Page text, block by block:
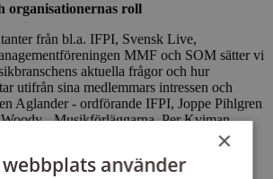
organisationernas roll
från bl.a. IFPI, Svensk Live,
MMF och SOM sätter vi
aktuella frågor och hur
utifrån sina medlemmars intressen och
Aglander - ordförande IFPI, Joppe Pihlgren
- Musikförläggarna, Per Kviman –
Reinhold – SOM (moderator).
×
webbplats använder